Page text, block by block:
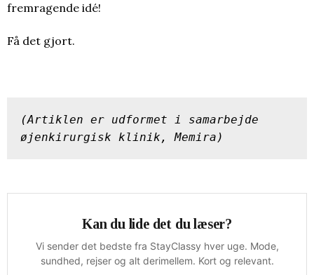
fremragende idé!
Få det gjort.
(Artiklen er udformet i samarbejde
øjenkirurgisk klinik, Memira)
Kan du lide det du læser?
Vi sender det bedste fra StayClassy hver uge. Mode,
sundhed, rejser og alt derimellem. Kort og relevant.